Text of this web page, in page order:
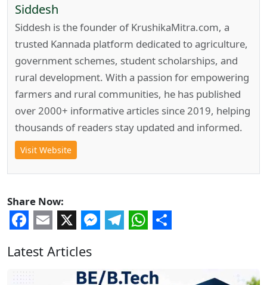
Siddesh
Siddesh is the founder of KrushikaMitra.com, a
trusted Kannada platform dedicated to agriculture,
government schemes, student scholarships, and
rural development. With a passion for empowering
farmers and rural communities, he has published
over 2000+ informative articles since 2019, helping
thousands of readers stay updated and informed.
Visit Website
Share Now:
Latest Articles